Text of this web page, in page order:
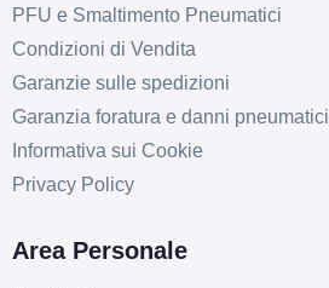
PFU e Smaltimento Pneumatici
Condizioni di Vendita
Garanzie sulle spedizioni
Garanzia foratura e danni pneumatici
Informativa sui Cookie
Privacy Policy
Area Personale